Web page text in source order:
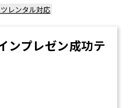
レンタル対応
ンプレゼン成功テ